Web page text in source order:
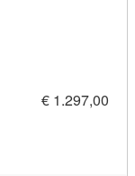
€ 1.297,00